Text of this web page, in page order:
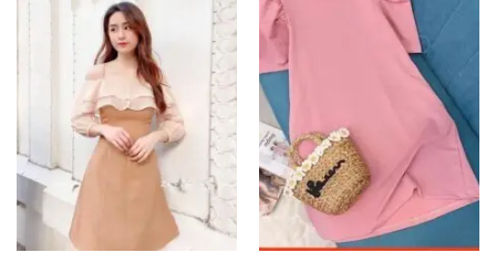
Add to
wishlist
wishlist